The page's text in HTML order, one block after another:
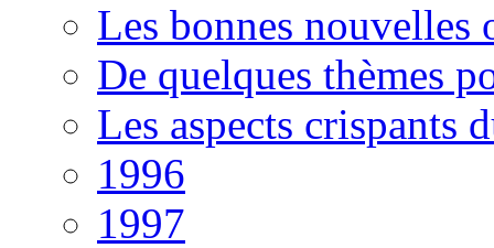
Les bonnes nouvelles
De quelques thèmes
Les aspects crispants
1996
1997